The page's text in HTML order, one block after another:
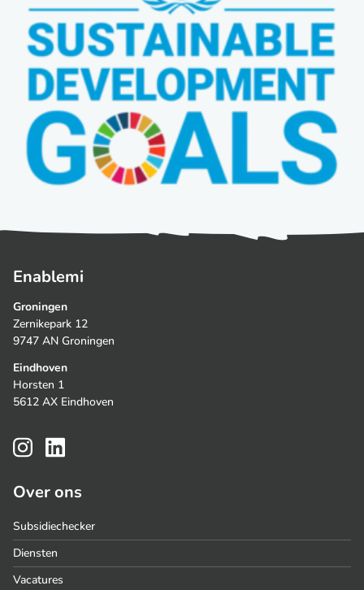
Over ons
Subsidiechecker
Diensten
Vacatures
Enablemi
Groningen
Zernikepark 12
9747 AN Groningen
Eindhoven
Horsten 1
5612 AX Eindhoven